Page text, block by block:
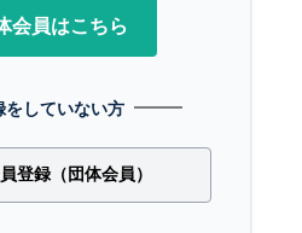
会員はこちら
をしていない方
登録（団体会員）